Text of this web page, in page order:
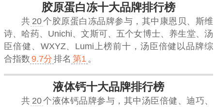
胶原蛋白冻十大品牌排行榜
共 20个胶原蛋白冻品牌参与，其中康恩贝、斯维
诗、哈药、Unichi、文斯可、五个女博士、养生堂、汤
臣倍健、WXYZ、Lumi上榜前十， 汤臣倍健 以品牌综
合指数 9.7分 排名 第1 。
液体钙十大品牌排行榜
共 20个液体钙品牌参与，其中汤臣倍健、迪巧、